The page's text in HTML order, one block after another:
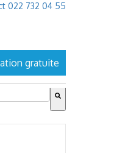
022 732 04 55
gratuite